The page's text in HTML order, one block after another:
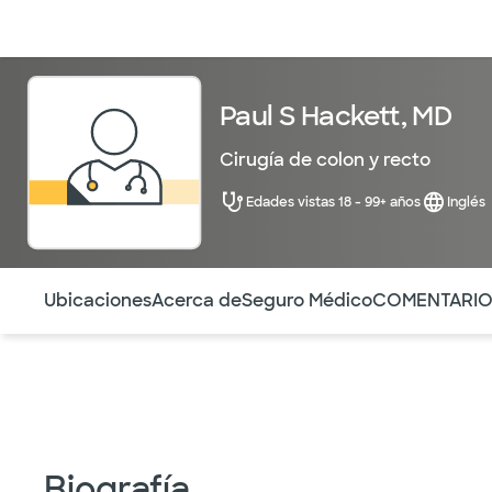
Paul S Hackett, MD
Cirugía de colon y recto
Edades vistas 18 - 99+ años Inglés
UbicacionesAcerca deSeguro Médico